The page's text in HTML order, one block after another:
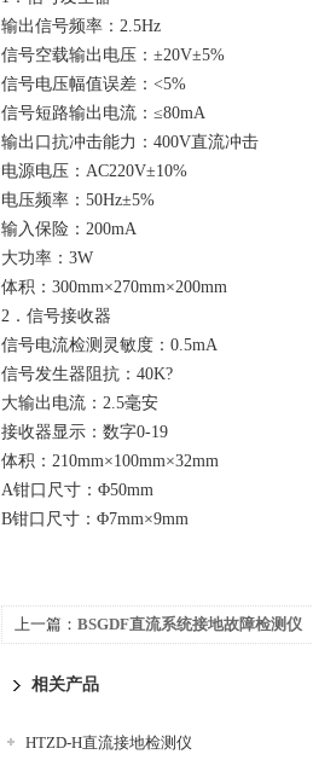
输出信号频率：2.5Hz
信号空载输出电压：±20V±5%
信号电压幅值误差：<5%
信号短路输出电流：≤80mA
输出口抗冲击能力：400V直流冲击
电源电压：AC220V±10%
电压频率：50Hz±5%
输入保险：200mA
大功率：3W
体积：300mm×270mm×200mm
2．信号接收器
信号电流检测灵敏度：0.5mA
信号发生器阻抗：40K?
大输出电流：2.5毫安
接收器显示：数字0-19
体积：210mm×100mm×32mm
A钳口尺寸：Φ50mm
B钳口尺寸：Φ7mm×9mm
上一篇： BSGDF直流系统接地故障检测仪
相关产品
HTZD-H直流接地检测仪